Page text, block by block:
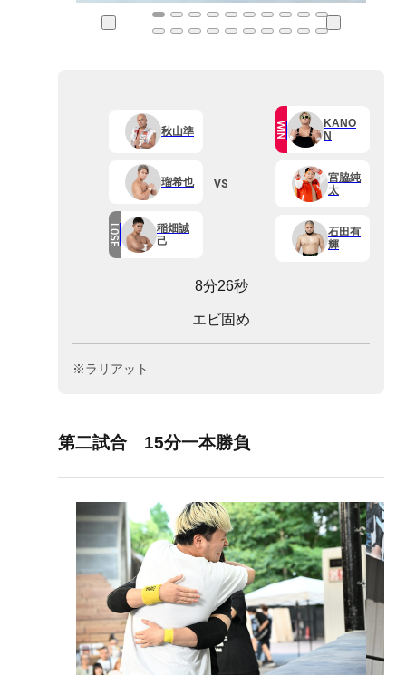
秋山準
瑠希也
LOSE
稲畑誠
己
VS
WIN
KANO
N
宮脇純
太
石田有
輝
8分26秒
エビ固め
※ラリアット
第二試合 15分一本勝負